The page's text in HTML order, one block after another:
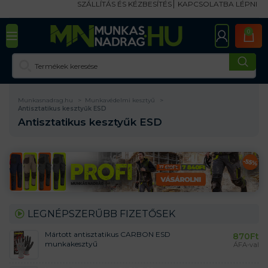
SZÁLLÍTÁS ÉS KÉZBESÍTÉS KAPCSOLATBA LÉPNI
0
Munkasnadrag.hu
Munkavédelmi kesztyű
Antisztatikus kesztyűk ESD
Antisztatikus kesztyűk ESD
LEGNÉPSZERŰBB FIZETŐSEK
Mártott antisztatikus CARBON ESD
munkakesztyű
870Ft
ÁFA-val